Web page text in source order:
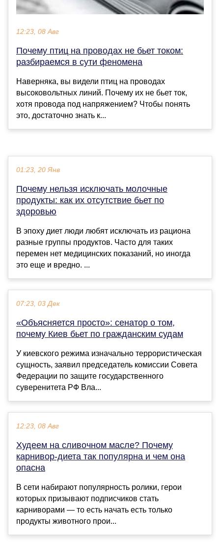
12:23, 08 Авг
Почему птиц на проводах не бьет током:
разбираемся в сути феномена
Наверняка, вы видели птиц на проводах
высоковольтных линий. Почему их не бьет ток,
хотя провода под напряжением? Чтобы понять
это, достаточно знать к...
01:23, 20 Янв
Почему нельзя исключать молочные
продукты: как их отсутствие бьет по
здоровью
В эпоху диет люди любят исключать из рациона
разные группы продуктов. Часто для таких
перемен нет медицинских показаний, но иногда
это еще и вредно. ...
07:23, 03 Дек
«Объясняется просто»: сенатор о том,
почему Киев бьет по гражданским судам
У киевского режима изначально террористическая
сущность, заявил председатель комиссии Совета
Федерации по защите государственного
суверенитета РФ Вла...
12:23, 08 Авг
Худеем на сливочном масле? Почему
карнивор-диета так популярна и чем она
опасна
В сети набирают популярность ролики, герои
которых призывают подписчиков стать
карниворами — то есть начать есть только
продукты животного прои...